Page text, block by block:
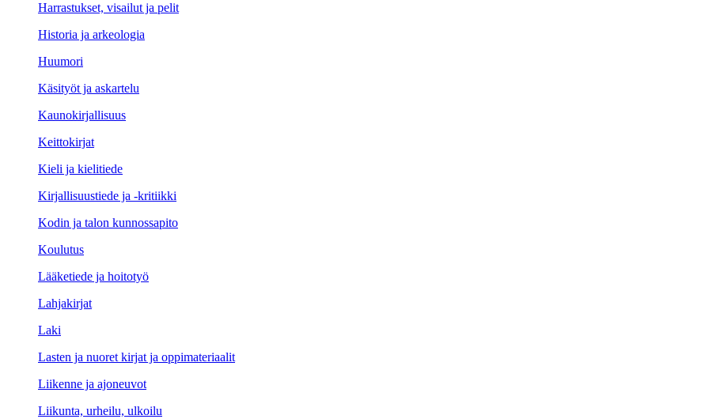
Harrastukset, visailut ja pelit
Historia ja arkeologia
Huumori
Käsityöt ja askartelu
Kaunokirjallisuus
Keittokirjat
Kieli ja kielitiede
Kirjallisuustiede ja -kritiikki
Kodin ja talon kunnossapito
Koulutus
Lääketiede ja hoitotyö
Lahjakirjat
Laki
Lasten ja nuoret kirjat ja oppimateriaalit
Liikenne ja ajoneuvot
Liikunta, urheilu, ulkoilu